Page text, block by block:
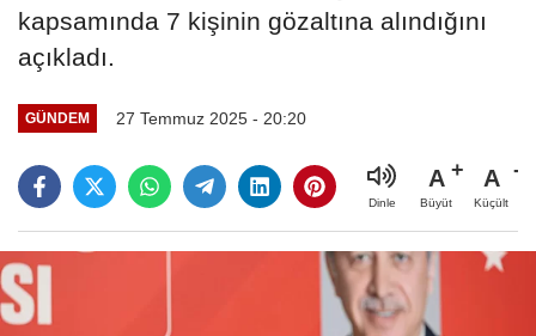
kapsamında 7 kişinin gözaltına alındığını
açıkladı.
GÜNDEM 27 Temmuz 2025 - 20:20
Dinle
A
Büyüt
A
Küçült